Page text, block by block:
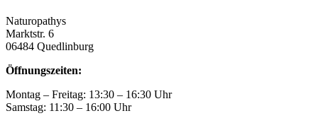
Naturopathys
Marktstr. 6
06484 Quedlinburg
Öffnungszeiten:
Montag – Freitag: 13:30 – 16:30 Uhr
Samstag: 11:30 – 16:00 Uhr